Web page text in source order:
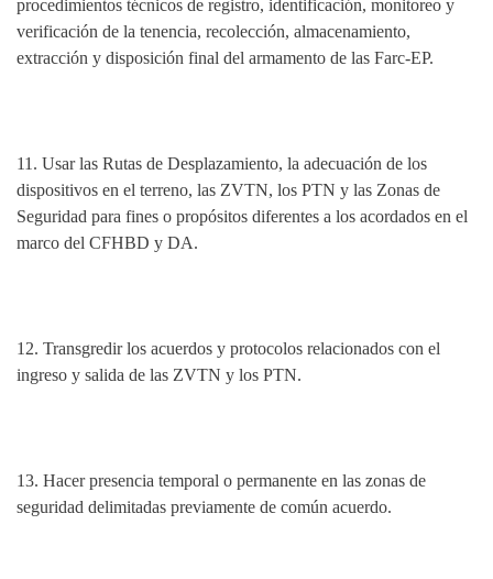
procedimientos técnicos de registro, identificación, monitoreo y
verificación de la tenencia, recolección, almacenamiento,
extracción y disposición final del armamento de las Farc-EP.
11. Usar las Rutas de Desplazamiento, la adecuación de los
dispositivos en el terreno, las ZVTN, los PTN y las Zonas de
Seguridad para fines o propósitos diferentes a los acordados en el
marco del CFHBD y DA.
12. Transgredir los acuerdos y protocolos relacionados con el
ingreso y salida de las ZVTN y los PTN.
13. Hacer presencia temporal o permanente en las zonas de
seguridad delimitadas previamente de común acuerdo.